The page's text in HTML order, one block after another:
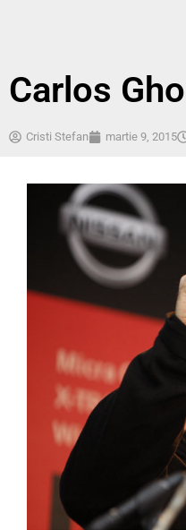
Carlos
Cristi Stefan martie 9, 2015